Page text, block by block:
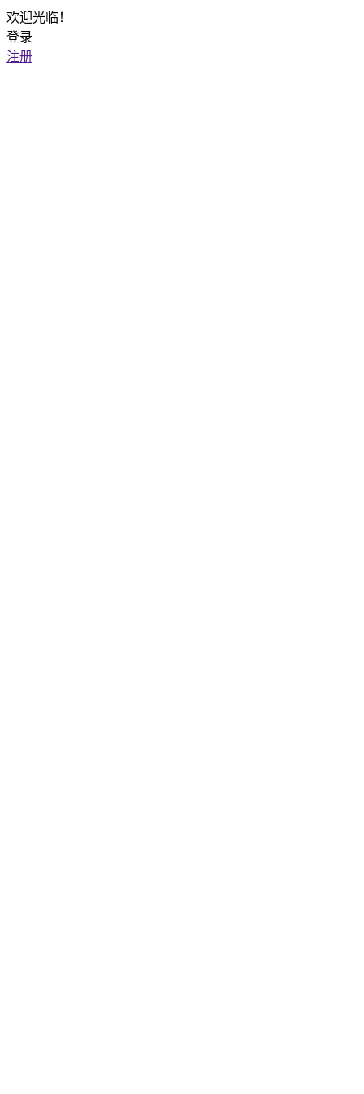
欢迎光临！
登录
注册